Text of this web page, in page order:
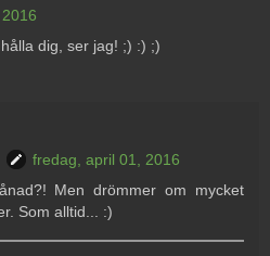
dig, ser jag! ;) :) ;)
fredag, april 01, 2016
Men drömmer om mycket
Som alltid... :)